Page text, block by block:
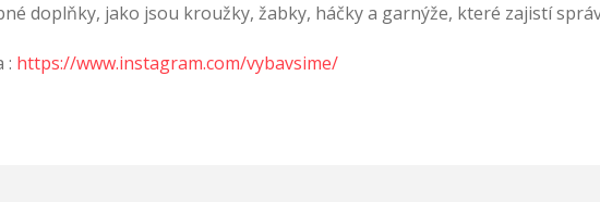
doplňky, jako jsou kroužky, žabky, háčky a garnýže, které zajistí
: https://www.instagram.com/vybavsime/